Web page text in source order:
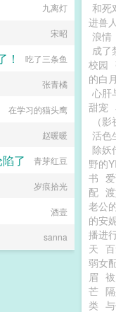
和死
进兽
浪情
成了
校园
的白
心肝
甜宠
（
活色
除妖
野的
书
配
老公
的安
播进
天
弱女
眉
芒
类
九离灯
宋昭
！ 吃了三条鱼
张青橘
在学习的猫头鹰
赵暖暖
了 青芽红豆
岁痕拾光
酒壹
sanna